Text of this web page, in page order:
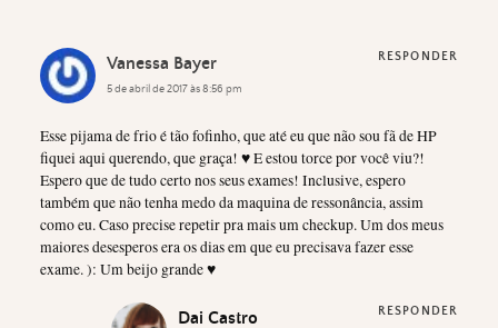
Vanessa Bayer
5 de abril de 2017 às 8:56 pm
Esse pijama de frio é tão fofinho, que até eu que não sou fã de HP
fiquei aqui querendo, que graça! ♥ E estou torce por você viu?!
Espero que de tudo certo nos seus exames! Inclusive, espero
também que não tenha medo da maquina de ressonância, assim
como eu. Caso precise repetir pra mais um checkup. Um dos meus
maiores desesperos era os dias em que eu precisava fazer esse
exame. ): Um beijo grande ♥
RESPONDER
Dai Castro RESPONDER